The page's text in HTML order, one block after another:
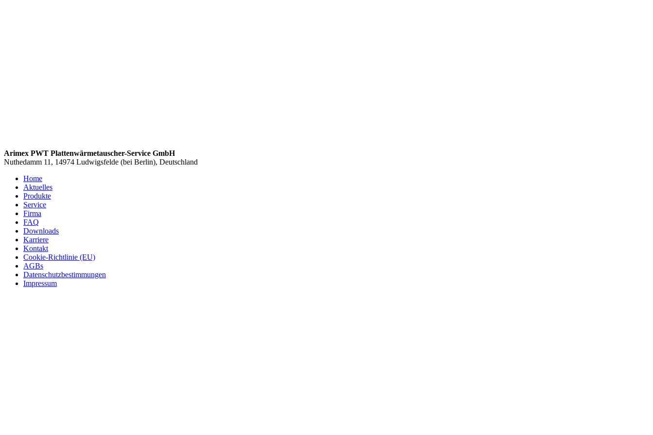
Arimex PWT Plattenwärmetauscher-Service GmbH
Nuthedamm 11, 14974 Ludwigsfelde (bei Berlin), Deutschland
Home
Aktuelles
Produkte
Service
Firma
FAQ
Downloads
Karriere
Kontakt
Cookie-Richtlinie (EU)
AGBs
Datenschutzbestimmungen
Impressum